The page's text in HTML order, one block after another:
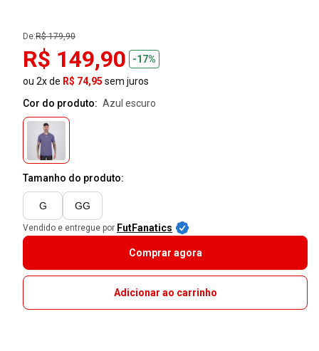
De:R$ 179,90
R$ 149,90
-17%
ou 2x de R$ 74,95 sem juros
Cor do produto:
azul escuro
Tamanho do produto:
G GG
Vendido e entregue por FutFanatics
Comprar agora
Adicionar ao carrinho